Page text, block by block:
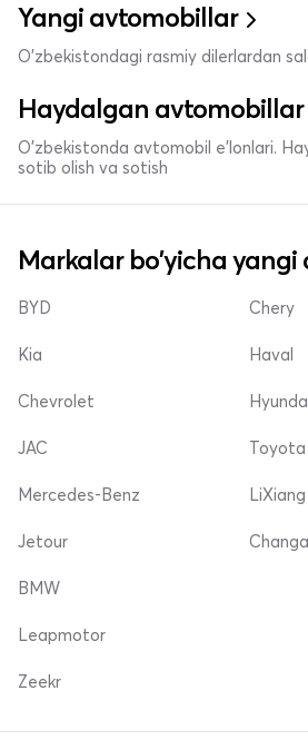
Yangi avtomobillar
O'zbekistondagi rasmiy dilerlardan
Haydalgan avtomobillar
O'zbekistonda avtomobil e’lonlari.
sotib olish va sotish
Markalar bo'yicha
BYD
Kia
Chevrolet
Chery
Haval
JAC
Mercedes-Benz
Jetour
Toyota
LiXiang
BMW
Leapmotor
Zeekr